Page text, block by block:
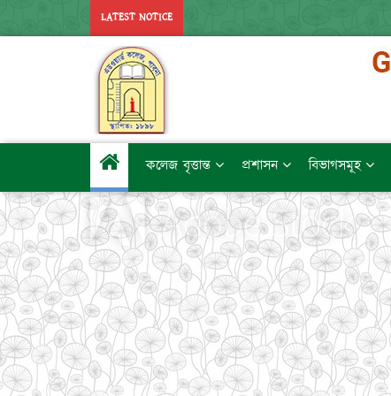
LATEST NOTICE
কলেজ বৃত্তান্ত প্রশাসন বিভাগসমূহ